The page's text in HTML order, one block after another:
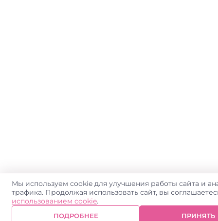
Мы используем cookie для улучшения работы сайта и
трафика. Продолжая использовать сайт, вы
использованием cookie.
ПОДРОБНЕЕ ПРИНЯТЬ